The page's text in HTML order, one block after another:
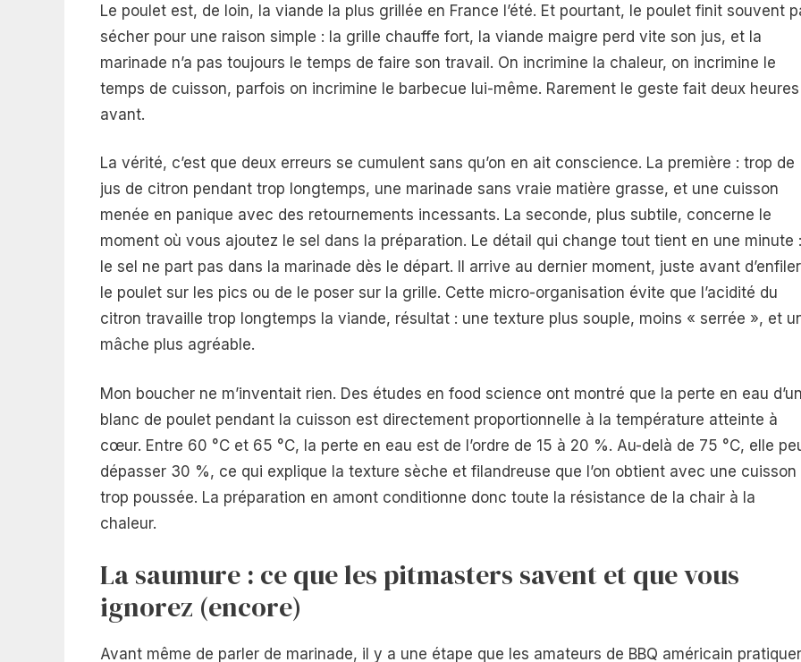
Le poulet est, de loin, la viande la plus grillée en France l’été. Et pourtant, le poulet finit souvent
sécher pour une raison simple : la grille chauffe fort, la viande maigre perd vite son jus, et la
marinade n’a pas toujours le temps de faire son travail. On incrimine la chaleur, on incrimine le
temps de cuisson, parfois on incrimine le barbecue lui-même. Rarement le geste fait deux heures
avant.
La vérité, c’est que deux erreurs se cumulent sans qu’on en ait conscience. La première : trop de
jus de citron pendant trop longtemps, une marinade sans vraie matière grasse, et une cuisson
menée en panique avec des retournements incessants. La seconde, plus subtile, concerne le
moment où vous ajoutez le sel dans la préparation. Le détail qui change tout tient en une minute :
le sel ne part pas dans la marinade dès le départ. Il arrive au dernier moment, juste avant d’enfiler
le poulet sur les pics ou de le poser sur la grille. Cette micro-organisation évite que l’acidité du
citron travaille trop longtemps la viande, résultat : une texture plus souple, moins « serrée », et
mâche plus agréable.
Mon boucher ne m’inventait rien. Des études en food science ont montré que la perte en eau d’un
blanc de poulet pendant la cuisson est directement proportionnelle à la température atteinte à
cœur. Entre 60 °C et 65 °C, la perte en eau est de l’ordre de 15 à 20 %. Au-delà de 75 °C, elle
dépasser 30 %, ce qui explique la texture sèche et filandreuse que l’on obtient avec une cuisson
trop poussée. La préparation en amont conditionne donc toute la résistance de la chair à la
chaleur.
La saumure : ce que les pitmasters savent et que vous
ignorez (encore)
Avant même de parler de marinade, il y a une étape que les amateurs de BBQ américain